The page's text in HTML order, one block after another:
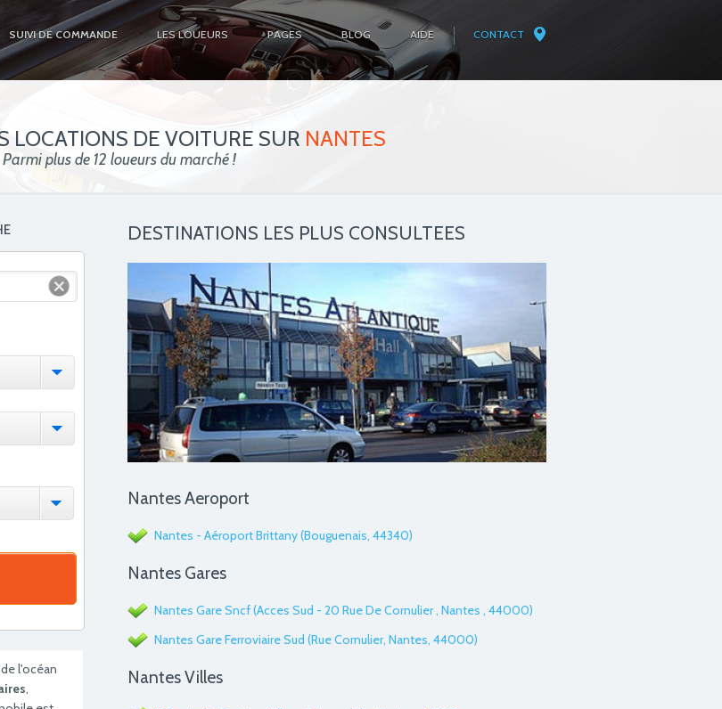
SUIVI DE COMMANDE LES LOUEURS PAGES BLOG AIDE CONTACT
LOCATIONS DE VOITURE SUR NANTES
Parmi plus de 12 loueurs du marché !
l'océan
,
DESTINATIONS LES PLUS CONSULTEES
Nantes Aeroport
Nantes - Aéroport Brittany (Bouguenais, 44340)
Nantes Gares
Nantes Gare Sncf (Acces Sud - 20 Rue De Cornulier , Nantes , 44000)
Nantes Gare Ferroviaire Sud (Rue Cornulier, Nantes, 44000)
Nantes Villes